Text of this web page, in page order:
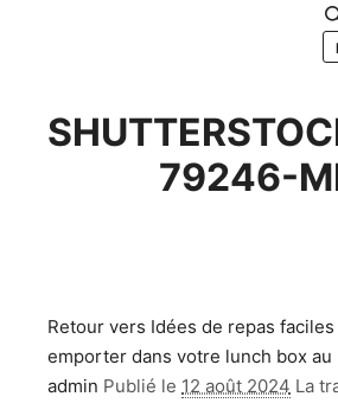
79246-
Retour vers Idées de repas
emporter dans votre lunch box au
admin Publié le 12 août 2024 La